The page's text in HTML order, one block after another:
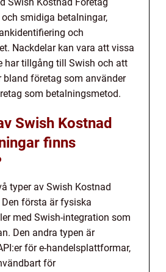
smidiga betalningar,
och
Nackdelar kan vara att vissa
har tillgång till Swish och att
bland företag som använder
som betalningsmetod.
Swish Kostnad
finns
typer av Swish Kostnad
första är fysiska
med Swish-integration som
Den andra typen är
för e-handelsplattformar,
för